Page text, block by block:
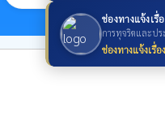
ช่องทางแจ้งเรื่
การทุจริตและป
ช่องทางแจ้งเรื่